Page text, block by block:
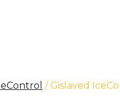
/ Gislaved